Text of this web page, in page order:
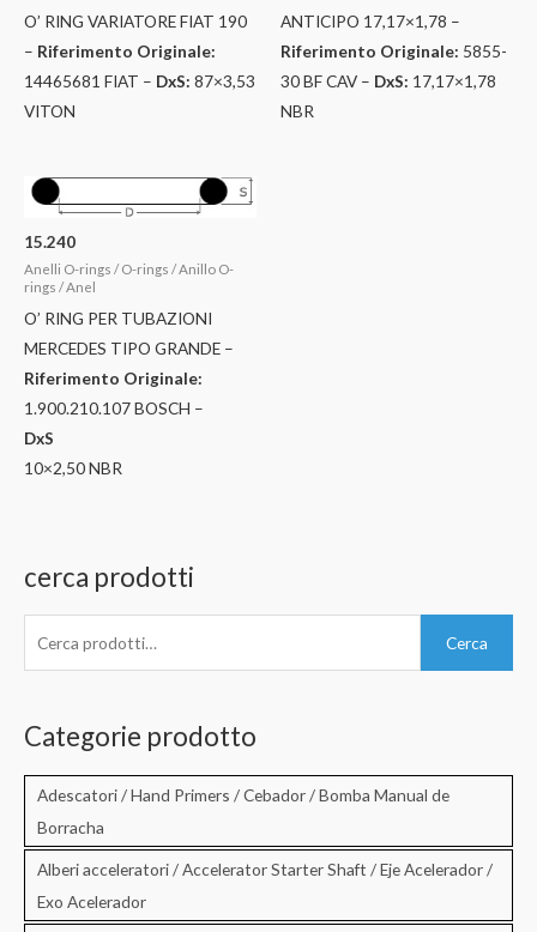
O’ RING VARIATORE FIAT 190
– Riferimento Originale:
14465681 FIAT – DxS: 87×3,53
VITON
ANTICIPO 17,17×1,78 –
Riferimento Originale: 5855-
30 BF CAV – DxS: 17,17×1,78
NBR
15.240
Anelli O-rings / O-rings / Anillo O-
rings / Anel
O’ RING PER TUBAZIONI
MERCEDES TIPO GRANDE –
Riferimento Originale:
1.900.210.107 BOSCH –
DxS
10×2,50 NBR
cerca prodotti
c
Cerca
Categorie prodotto
Adescatori / Hand Primers / Cebador / Bomba Manual de
Borracha
Alberi acceleratori / Accelerator Starter Shaft / Eje Acelerador /
Exo Acelerador